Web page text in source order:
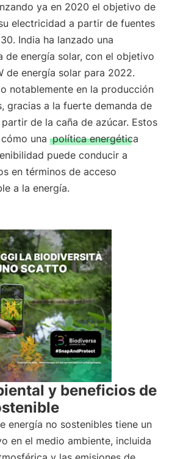
ya en 2020 el objetivo de
electricidad a partir de fuentes
India ha lanzado una
de energía solar, con el objetivo
de energía solar para 2022.
notablemente en la producción
gracias a la fuerte demanda de
de la caña de azúcar. Estos
una política energética
puede conducir a
en términos de acceso
a la energía.
y beneficios de
energía no sostenibles tiene un
en el medio ambiente, incluida